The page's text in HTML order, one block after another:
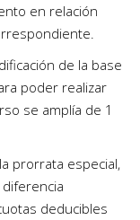
en relación
de la base
poder realizar
se amplía de 1
prorrata especial,
deducibles